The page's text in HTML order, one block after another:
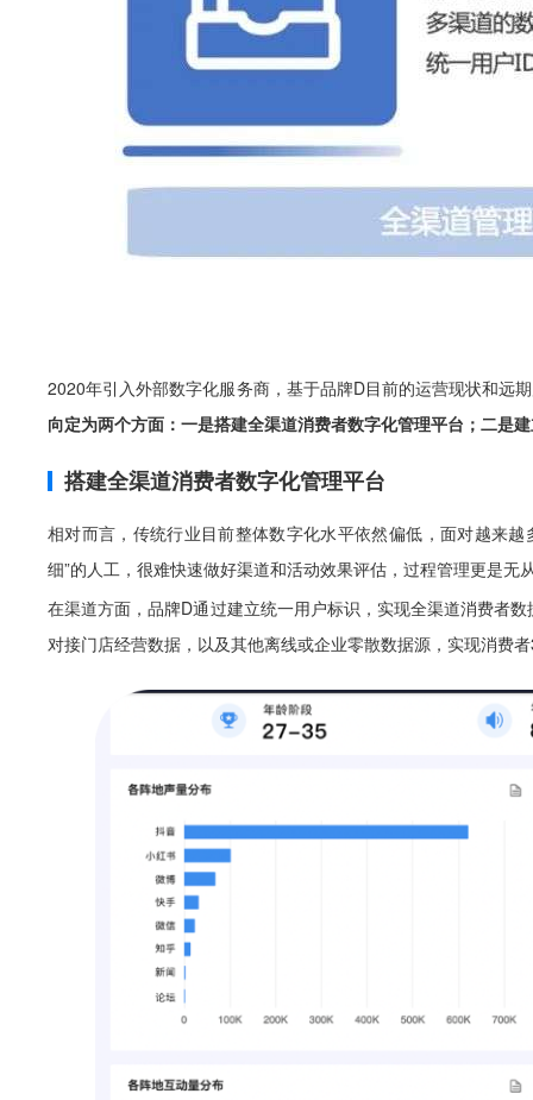
2020年引入外部数字化服务商，基于品牌D目前的运营现状和远
向定为两个方面：一是搭建全渠道消费者数字化管理平台；二是
搭建全渠道消费者数字化管理平台
相对而言，传统行业目前整体数字化水平依然偏低，面对越来
细”的人工，很难快速做好渠道和活动效果评估，过程管理更是无
在渠道方面，品牌D通过建立统一用户标识，实现全渠道消费者
对接门店经营数据，以及其他离线或企业零散数据源，实现消费